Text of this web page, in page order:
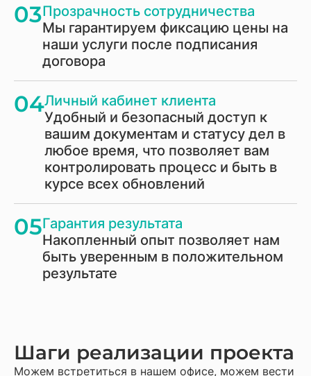
03Прозрачность сотрудничества
Мы гарантируем фиксацию цены на
наши услуги после подписания
договора
04Личный кабинет клиента
Удобный и безопасный доступ к
вашим документам и статусу дел в
любое время, что позволяет вам
контролировать процесс и быть в
курсе всех обновлений
05Гарантия результата
Накопленный опыт позволяет нам
быть уверенным в положительном
результате
Шаги реализации проекта
Можем встретиться в нашем офисе, можем вести